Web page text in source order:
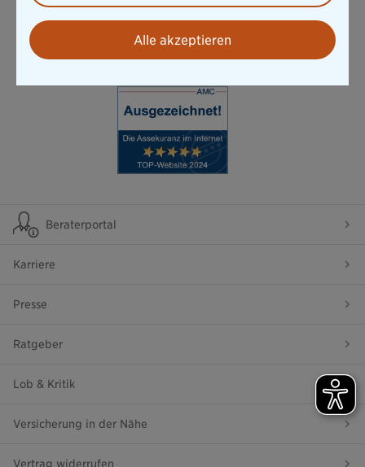
Beraterportal
Karriere
Presse
Ratgeber
Lob & Kritik
Versicherung in der Nähe
Vertrag widerrufen
Alle akzeptieren